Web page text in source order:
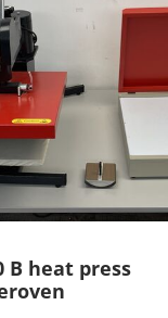
B heat press